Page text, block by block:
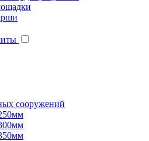
сооружений